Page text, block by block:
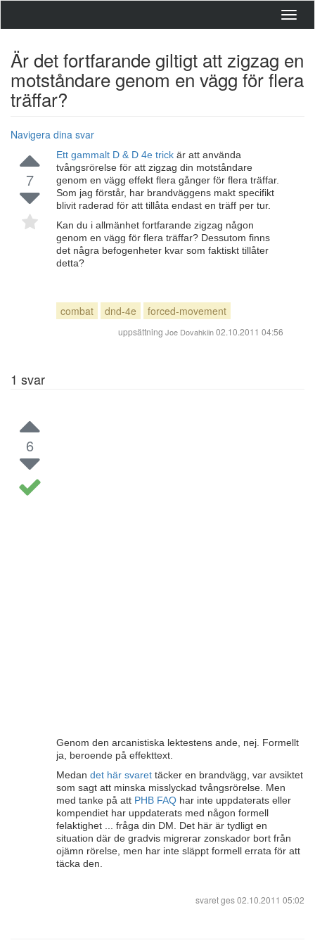
Är det fortfarande giltigt att zigzag en
motståndare genom en vägg för flera
träffar?
Navigera dina svar
7
Ett gammalt D & D 4e trick är att använda
tvångsrörelse för att zigzag din motståndare
genom en vägg effekt flera gånger för flera träffar.
Som jag förstår, har brandväggens makt specifikt
blivit raderad för att tillåta endast en träff per tur.
Kan du i allmänhet fortfarande zigzag någon
genom en vägg för flera träffar? Dessutom finns
det några befogenheter kvar som faktiskt tillåter
detta?
combat dnd-4e forced-movement
uppsättning Joe Dovahkiin02.10.2011 04:56
1 svar
6
Genom den arcanistiska lektestens ande, nej. Formellt
ja, beroende på effekttext.
Medan det här svaret täcker en brandvägg, var avsiktet
som sagt att minska misslyckad tvångsrörelse. Men
med tanke på att PHB FAQ har inte uppdaterats eller
kompendiet har uppdaterats med någon formell
felaktighet ... fråga din DM. Det här är tydligt en
situation där de gradvis migrerar zonskador bort från
ojämn rörelse, men har inte släppt formell errata för att
täcka den.
svaret ges02.10.2011 05:02